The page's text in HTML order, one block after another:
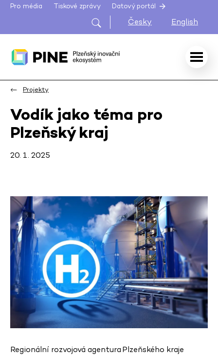
Pro média Tiskové zprávy Datový portál
Česky English
Projekty
Vodík jako téma pro
Plzeňský kraj
20. 1. 2025
Regionální rozvojová agentura Plzeňského kraje